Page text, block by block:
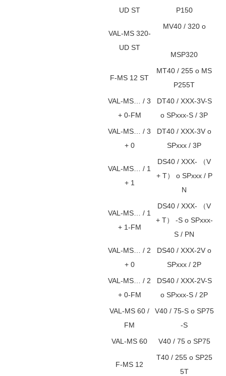
UD ST
P150
VAL-MS 320-
UD ST
MV40 / 320 o
MSP320
F-MS 12 ST
MT40 / 255 o MS
P255T
VAL-MS… / 3
+ 0-FM
DT40 / XXX-3V-S
o SPxxx-S / 3P
VAL-MS… / 3
+ 0
DT40 / XXX-3V o
SPxxx / 3P
VAL-MS… / 1
+ 1
DS40 / XXX- （V
+ T） o SPxxx / P
N
VAL-MS… / 1
+ 1-FM
DS40 / XXX- （V
+ T） -S o SPxxx-
S / PN
VAL-MS… / 2
+ 0
DS40 / XXX-2V o
SPxxx / 2P
VAL-MS… / 2
+ 0-FM
DS40 / XXX-2V-S
o SPxxx-S / 2P
VAL-MS 60 /
FM
V40 / 75-S o SP75
-S
VAL-MS 60
V40 / 75 o SP75
F-MS 12
T40 / 255 o SP25
5T